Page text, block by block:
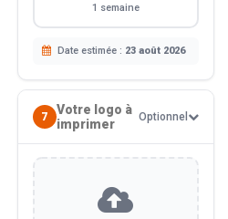
1 semaine
Date estimée : 23 août 2026
7
Votre logo à
imprimer
Optionnel